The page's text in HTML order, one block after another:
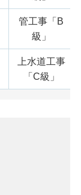
管工事「B
級」
上水道工事
「C級」